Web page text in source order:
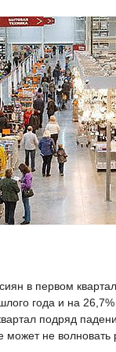
в первом
года и на
подряд
может не волновать